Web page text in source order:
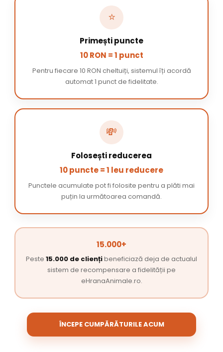
⭐
Primești puncte
10 RON = 1 punct
Pentru fiecare 10 RON cheltuiți, sistemul îți acordă
automat 1 punct de fidelitate.
💸
Folosești reducerea
10 puncte = 1 leu reducere
Punctele acumulate pot fi folosite pentru a plăti mai
puțin la următoarea comandă.
15.000+
Peste 15.000 de cliențibeneficiază deja de actualul
sistem de recompensare a fidelității pe
eHranaAnimale.ro.
ÎNCEPE CUMPĂRĂTURILE ACUM